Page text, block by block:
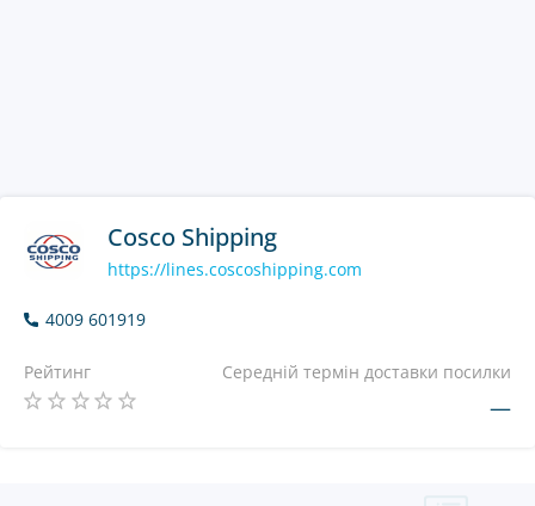
Cosco Shipping
https://lines.coscoshipping.com
4009 601919
Рейтинг Середній термін доставки посилки
—